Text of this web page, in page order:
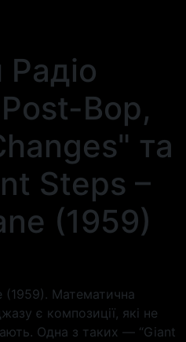
Bop,
та
Steps –
(1959)
(1959). Математична
є композиції, які не
Одна з таких — “Giant